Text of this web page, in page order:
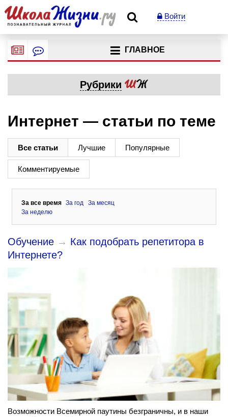
Войти
ГЛАВНОЕ
Рубрики
Интернет — статьи по теме
Все статьи Лучшие Популярные
Комментируемые
За все время За год
За месяц
За неделю
Обучение → Как подобрать репетитора в
Интернете?
Возможности Всемирной паутины безграничны, и в наши